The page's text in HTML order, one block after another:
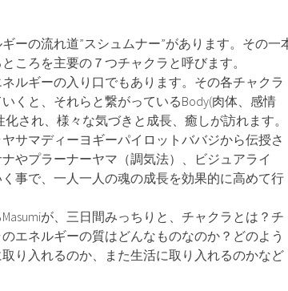
ーの流れ道”スシュムナー”があります。その一
ころを主要の７つチャクラと呼びます。
ルギーの入り口でもあります。その各チャクラ
くと、それらと繋がっているBody(肉体、感情
され、様々な気づきと成長、癒しが訪れます。
サマディーヨギーパイロットババジから伝授さ
やプラーナーヤマ（調気法）、ビジュアライ
事で、一人一人の魂の成長を効果的に高めて行
が、三日間みっちりと、チャクラとは？チ
エネルギーの質はどんなものなのか？どのよう
り入れるのか、また生活に取り入れるのかなど